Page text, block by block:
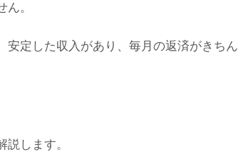
。
定した収入があり、毎月の返済がきちん
します。